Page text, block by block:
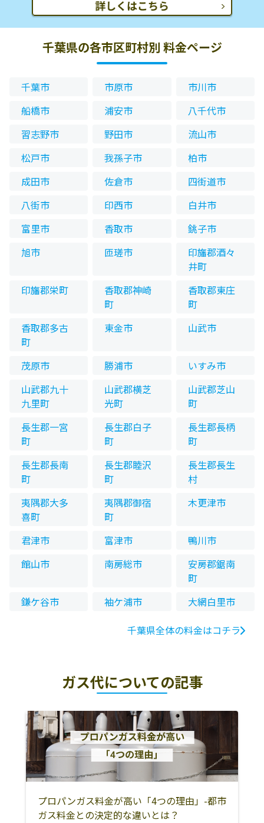
千葉県の各市区町村別 料金ページ
千葉市 市原市
市川市
船橋市
浦安市
八千代市
習志野市
野田市
流山市
松戸市
我孫子市
柏市
成田市
佐倉市
四街道市
八街市
印西市
白井市
富里市
香取市
銚子市
旭市
匝瑳市
印旛郡酒々
井町
印旛郡栄町
香取郡神崎
町
香取郡東庄
町
香取郡多古
町
東金市 山武市
茂原市 勝浦市
いすみ市
山武郡九十
九里町
山武郡横芝
光町
山武郡芝山
町
長生郡一宮
町
長生郡白子
町
長生郡長柄
町
長生郡長南
町
長生郡睦沢
町
長生郡長生
村
夷隅郡大多
喜町
夷隅郡御宿
町
木更津市
君津市 富津市
鴨川市
館山市
南房総市
安房郡鋸南
町
鎌ケ谷市
袖ケ浦市
大網白里市
千葉県全体の料金はコチラ
ガス代についての記事
プロパンガス料金が高い「4つの理由」-都市
ガス料金との決定的な違いとは？